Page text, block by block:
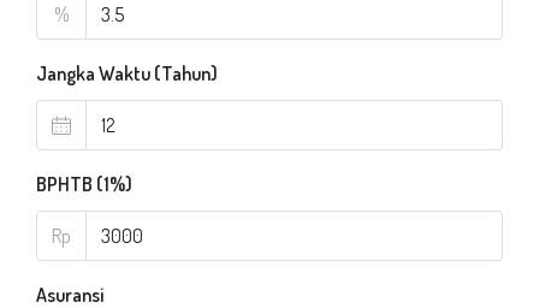
%
Jangka Waktu (Tahun)
BPHTB (1%)
Rp
Asuransi